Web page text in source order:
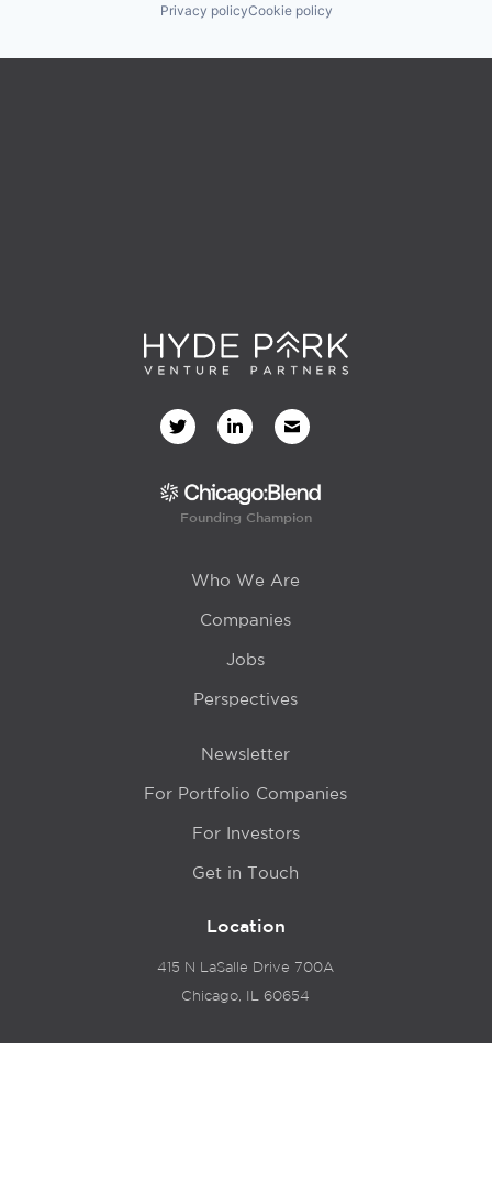
Privacy policyCookie policy
Founding Champion
Who We Are
Companies
Jobs
Perspectives
Newsletter
For Portfolio Companies
For Investors
Get in Touch
Location
415 N LaSalle Drive 700A
Chicago, IL 60654